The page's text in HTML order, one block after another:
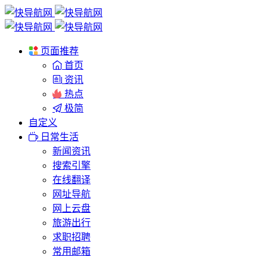
页面推荐
首页
资讯
热点
极简
自定义
日常生活
新闻资讯
搜索引擎
在线翻译
网址导航
网上云盘
旅游出行
求职招聘
常用邮箱